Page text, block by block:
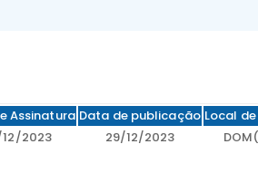
Assinatura Data de publicação Local
2023 29/12/2023